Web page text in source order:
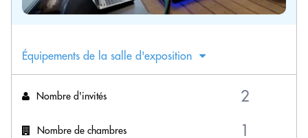
Équipements de la salle d'exposition
Nombre d'invités
Nombre de chambres